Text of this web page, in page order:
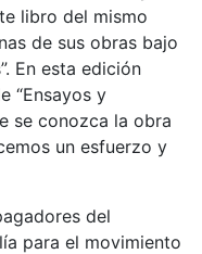
libro del mismo
de sus obras bajo
En esta edición
“Ensayos y
se conozca la obra
un esfuerzo y
del
para el movimiento